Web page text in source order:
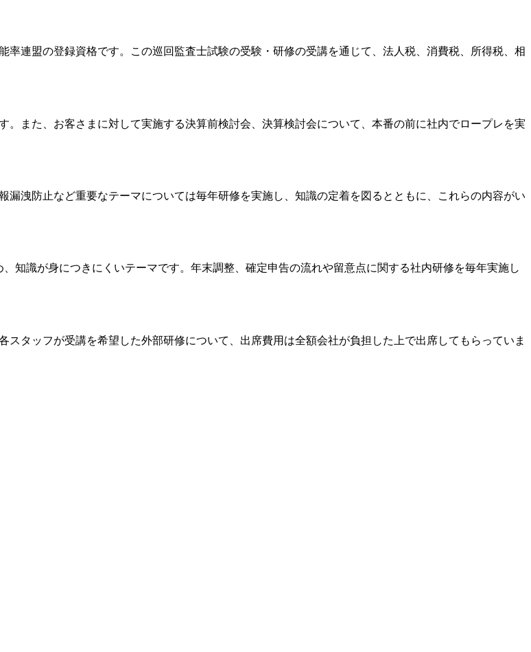
連盟の登録資格です。この巡回監査士試験の受験・研修の受講を通じて、法人税、消費税、所得税、相
また、お客さまに対して実施する決算前検討会、決算検討会について、本番の前に社内でロープレを実
洩防止など重要なテーマについては毎年研修を実施し、知識の定着を図るとともに、これらの内容がい
知識が身につきにくいテーマです。年末調整、確定申告の流れや留意点に関する社内研修を毎年実施し
タッフが受講を希望した外部研修について、出席費用は全額会社が負担した上で出席してもらっていま